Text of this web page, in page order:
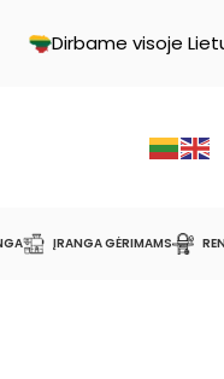
Dirbame visoje
ĮRANGA GĖRIMAMS